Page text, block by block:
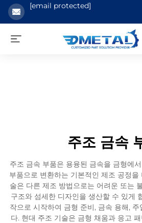
[email protected]
주조 금속
주조 금속 부품은 용융된 금속을 금형에
부품으로 변환하는 기본적인 제조 공정을
술은 다른 제조 방법으로는 어려운 또는
구조와 섬세한 디자인을 생산할 수 있게
작으로 시작하여 금형 준비, 금속 용해,
다. 현대 주조 기술은 금형 채움과 응고